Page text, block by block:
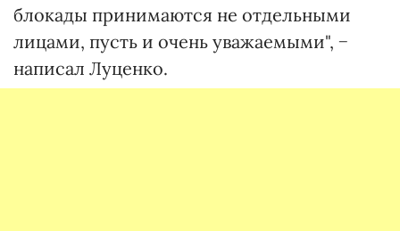
блокады принимаются не отдельными
лицами, пусть и очень уважаемыми", −
написал Луценко.